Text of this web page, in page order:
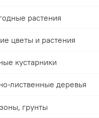
растения
цветы и растения
кустарники
лиственные деревья
грунты